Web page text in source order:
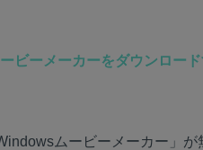
ビーメーカーをダウンロー
ムービーメーカー」